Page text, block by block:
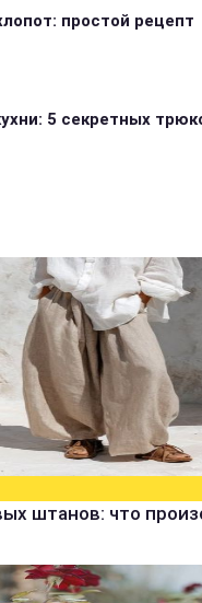
простой рецепт
5 секретных
штанов: что